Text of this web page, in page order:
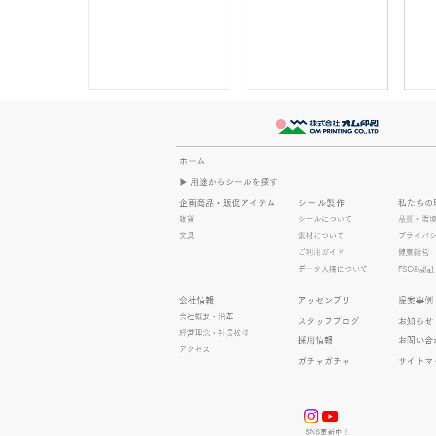
夏のYOASOBI つづき
このブログで、きなこの話を書く
のかって？ それは、きなこがま
こ(ニックネーム)は、漢字がちょ
っぴり苦手。 だけど本人はいつ
も自信満々。 【彼女の書いた漢
字の間違い例】 機械説定×⇒設定
〇 準備能熱×⇒態勢〇 証固
「恥ずかしい！」とか「覚えま
す！」になるところ、きなこは
ます
ホーム
▶︎ 用途からシールを探す
企画商品・販促アイテム
雑貨
文具
会社情報
会社概要・沿革
経営理念・社長挨拶
アクセス
シール製作
シールについて
素材について
ご利用ガイド
データ入稿について
私たちの
品質・環
プライバ
健康経営
FSC®︎認証
アッセンブリ 提案事例
スタッフブログ お知らせ
採用情報 お問い合
ガチャガチャ サイトマ
SNS更新中！